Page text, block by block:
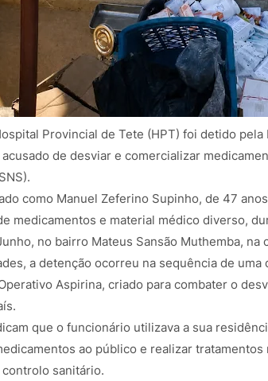
Provincial de Tete (HPT) foi detido pela
acusado de desviar e comercializar
como Manuel Zeferino Supinho, de 47
medicamentos e material médico diverso,
no bairro Mateus Sansão Muthemba, na
a detenção ocorreu na sequência de
Aspirina, criado para combater o
que o funcionário utilizava a sua
ao público e realizar
sanitário.